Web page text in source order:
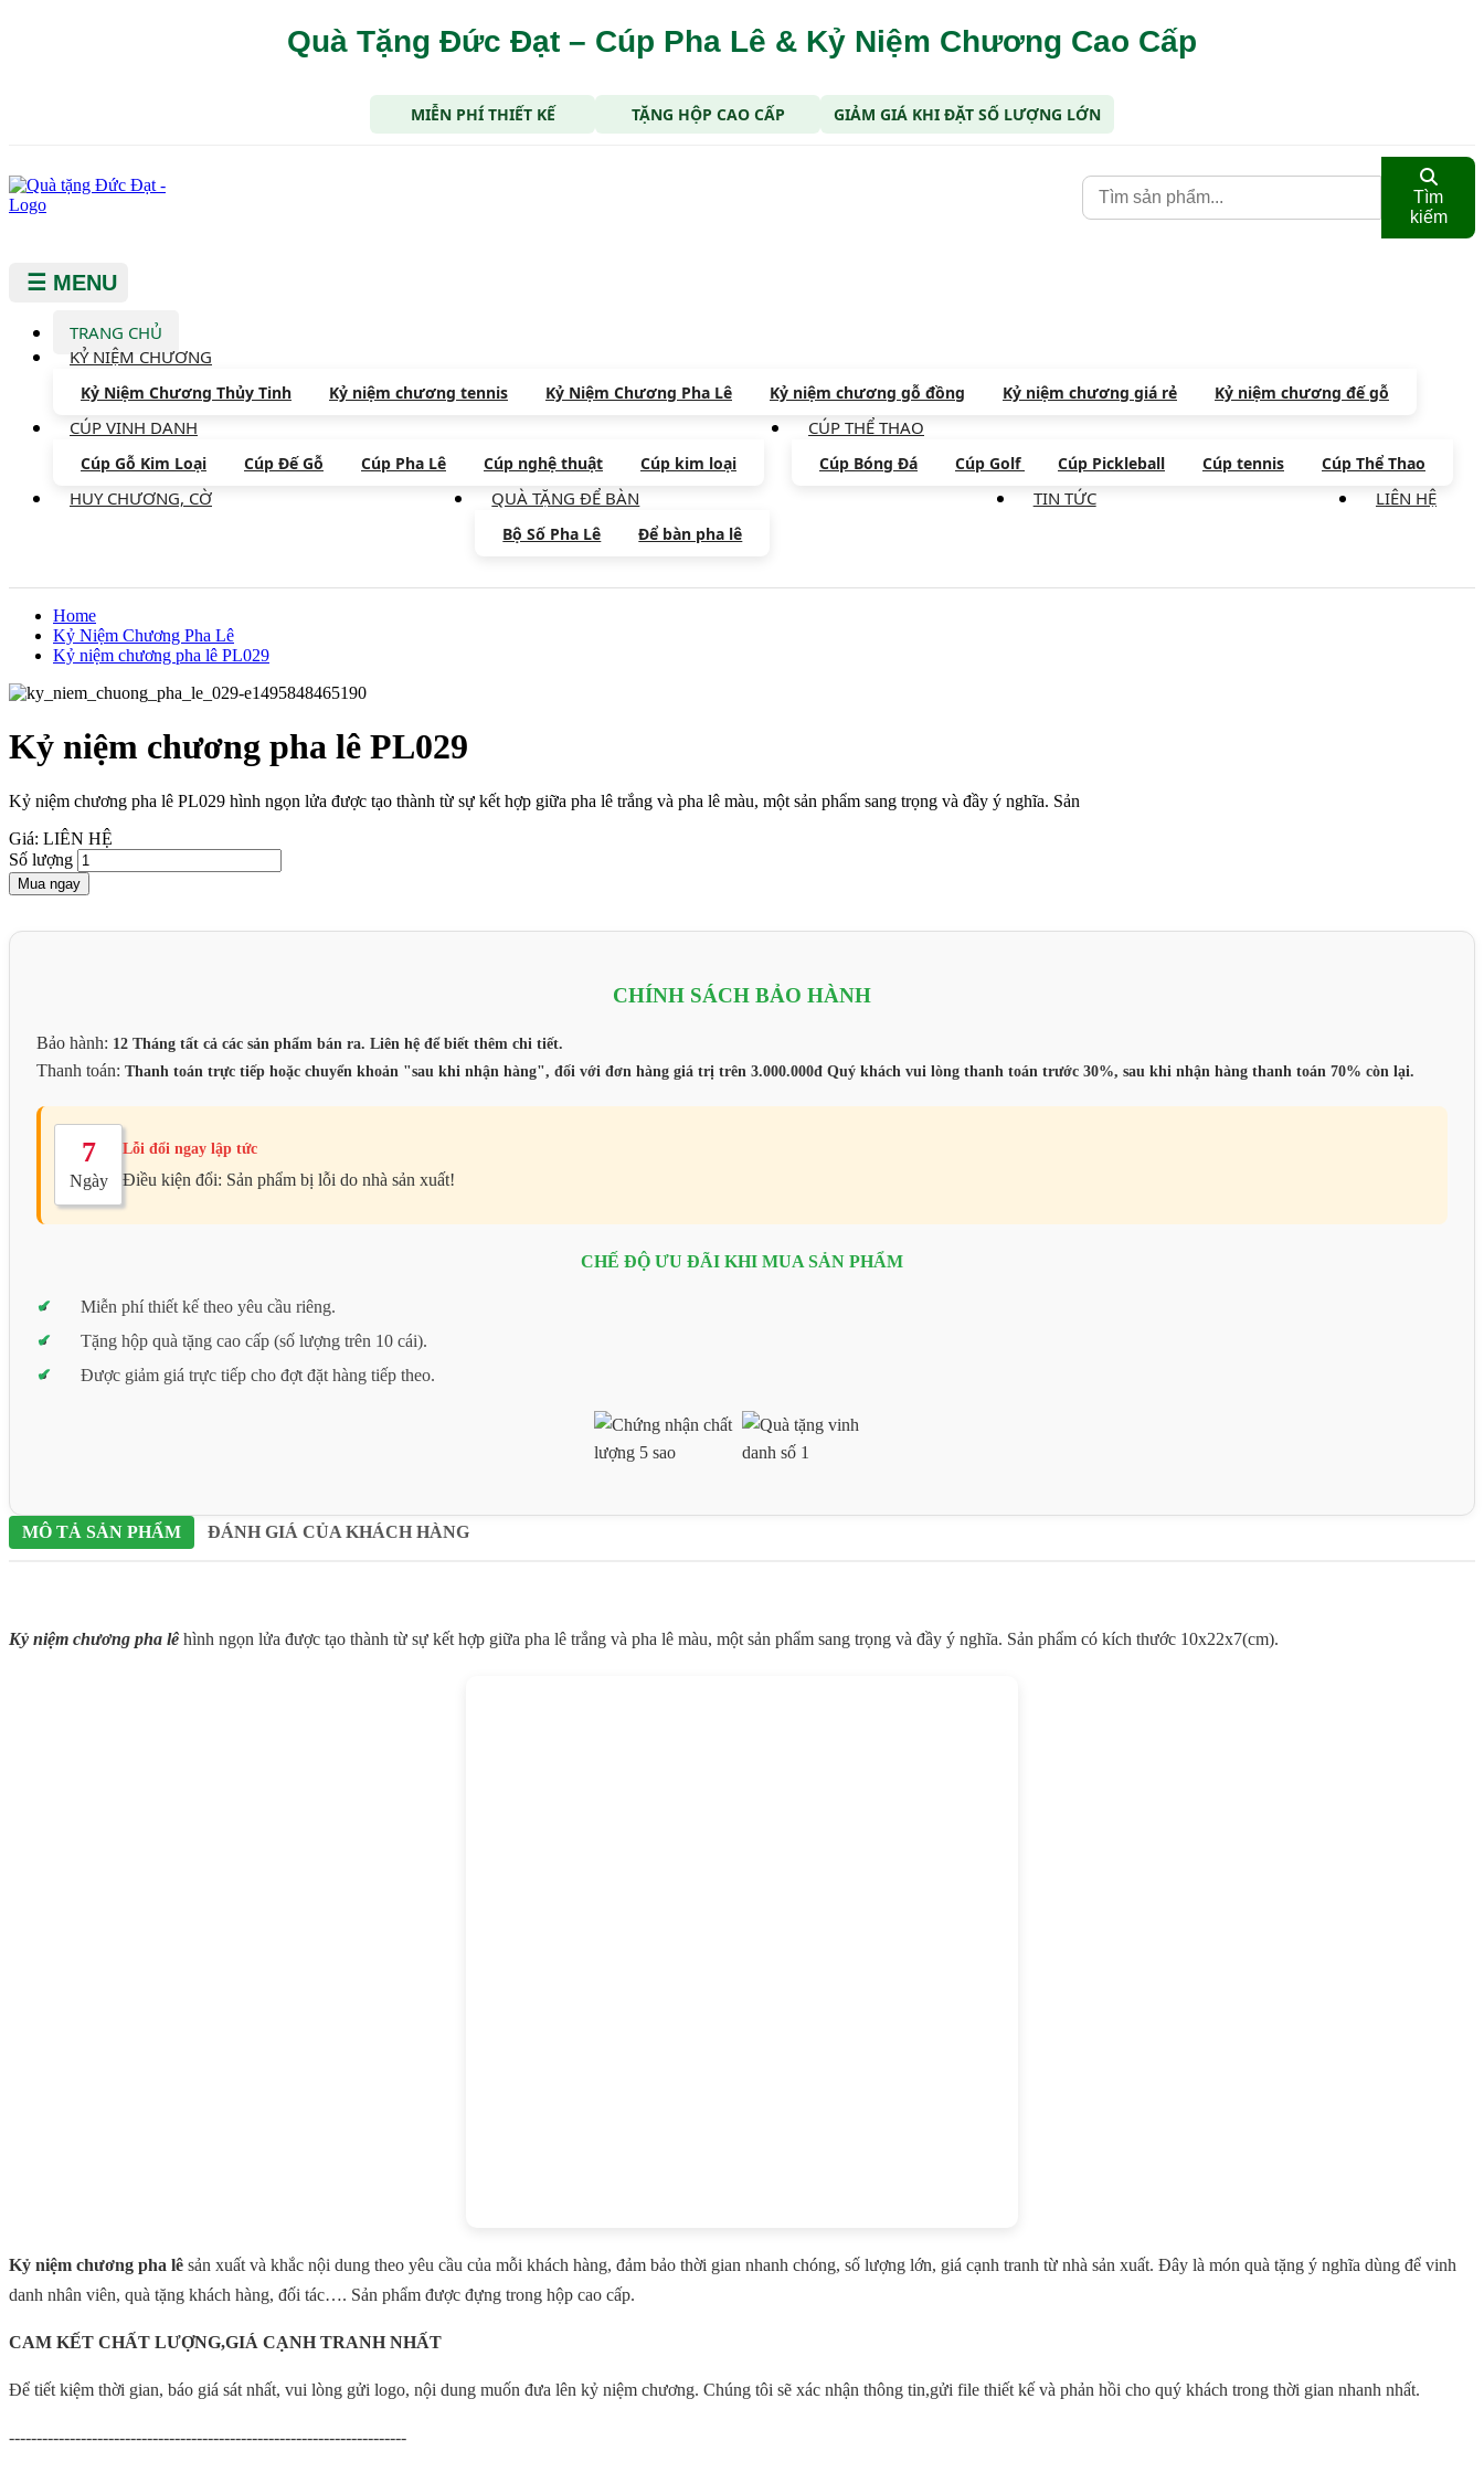
Quà Tặng Đức Đạt – Cúp Pha Lê & Kỷ Niệm Chương Cao Cấp
MIỄN PHÍ THIẾT KẾ TẶNG HỘP CAO CẤP GIẢM GIÁ KHI ĐẶT SỐ LƯỢNG LỚN
Tìm
kiếm
☰ MENU
TRANG CHỦ
KỶ NIỆM CHƯƠNG
Kỷ Niệm Chương Thủy Tinh Kỷ niệm chương tennis Kỷ Niệm Chương Pha Lê Kỷ niệm chương gỗ đồng Kỷ niệm chương giá rẻ Kỷ niệm chương đế gỗ
CÚP VINH DANH
Cúp Gỗ Kim Loại Cúp Đế Gỗ Cúp Pha Lê Cúp nghệ thuật Cúp kim loại
CÚP THỂ THAO
Cúp Bóng Đá Cúp Golf Cúp Pickleball Cúp tennis Cúp Thể Thao
HUY CHƯƠNG, CỜ QUÀ TẶNG ĐỂ BÀN
Bộ Số Pha Lê Để bàn pha lê
TIN TỨC LIÊN HỆ
Home
Kỷ Niệm Chương Pha Lê
Kỷ niệm chương pha lê PL029
Kỷ niệm chương pha lê PL029
Kỷ niệm chương pha lê PL029 hình ngọn lửa được tạo thành từ sự kết hợp giữa pha lê trắng và pha lê màu, một sản phẩm sang trọng và đầy ý nghĩa. Sản
Giá: LIÊN HỆ
Số lượng
Mua ngay
CHÍNH SÁCH BẢO HÀNH
Bảo hành: 12 Tháng tất cả các sản phẩm bán ra. Liên hệ để biết thêm chi tiết.
Thanh toán: Thanh toán trực tiếp hoặc chuyển khoản "sau khi nhận hàng", đối với đơn hàng giá trị trên 3.000.000đ Quý khách vui lòng thanh toán trước 30%, sau khi nhận hàng thanh toán 70% còn lại.
7
Ngày
Lỗi đổi ngay lập tức
Điều kiện đổi: Sản phẩm bị lỗi do nhà sản xuất!
CHẾ ĐỘ ƯU ĐÃI KHI MUA SẢN PHẨM
Miễn phí thiết kế theo yêu cầu riêng.
Tặng hộp quà tặng cao cấp (số lượng trên 10 cái).
Được giảm giá trực tiếp cho đợt đặt hàng tiếp theo.
MÔ TẢ SẢN PHẨM ĐÁNH GIÁ CỦA KHÁCH HÀNG
Kỷ niệm chương pha lê hình ngọn lửa được tạo thành từ sự kết hợp giữa pha lê trắng và pha lê màu, một sản phẩm sang trọng và đầy ý nghĩa. Sản phẩm có kích thước 10x22x7(cm).
Kỷ niệm chương pha lê sản xuất và khắc nội dung theo yêu cầu của mỗi khách hàng, đảm bảo thời gian nhanh chóng, số lượng lớn, giá cạnh tranh từ nhà sản xuất. Đây là món quà tặng ý nghĩa dùng để vinh
danh nhân viên, quà tặng khách hàng, đối tác…. Sản phẩm được đựng trong hộp cao cấp.
CAM KẾT CHẤT LƯỢNG,GIÁ CẠNH TRANH NHẤT
Để tiết kiệm thời gian, báo giá sát nhất, vui lòng gửi logo, nội dung muốn đưa lên kỷ niệm chương. Chúng tôi sẽ xác nhận thông tin,gửi file thiết kế và phản hồi cho quý khách trong thời gian nhanh nhất.
------------------------------------------------------------------------